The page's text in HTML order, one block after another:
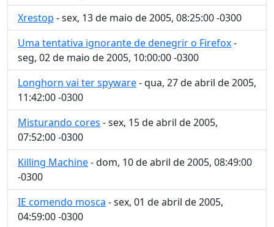
Xrestop - sex, 13 de maio de 2005, 08:25:00 -0300
Uma tentativa ignorante de denegrir o Firefox-
seg, 02 de maio de 2005, 10:00:00 -0300
Longhorn vai ter spyware- qua, 27 de abril de 2005,
11:42:00 -0300
Misturando cores - sex, 15 de abril de 2005,
07:52:00 -0300
Killing Machine- dom, 10 de abril de 2005, 08:49:00
-0300
IE comendo mosca - sex, 01 de abril de 2005,
04:59:00 -0300